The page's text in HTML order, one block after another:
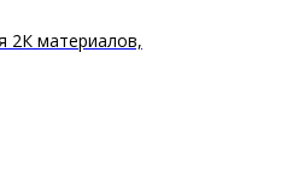
2К материалов,